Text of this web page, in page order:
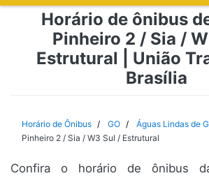
Sobre
Minas Gerais
Rio de Janeiro
Espírito Santo
Horário de ônibus
Pinheiro 2 / Sia /
Estrutural | União
Brasília
Horário de Ônibus GO Águas Lindas de
Pinheiro 2 / Sia / W3 Sul / Estrutural
Confira o horário de ônibus